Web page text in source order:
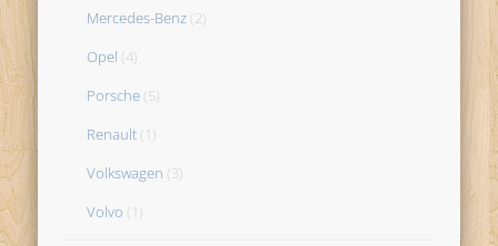
Mercedes-Benz (2)
Opel (4)
Porsche (5)
Renault (1)
Volkswagen (3)
Volvo (1)